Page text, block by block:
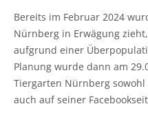
Bereits im Februar 2024
Nürnberg in Erwägung
aufgrund einer
Planung wurde dann am
Tiergarten Nürnberg
auch auf seiner